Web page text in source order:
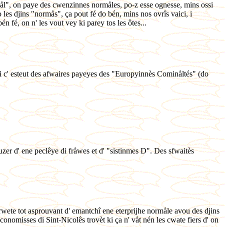
on paye des cwenzinnes normåles, po-z esse ognesse, mins ossi
djins "normås", ça pout fé do bén, mins nos ovrîs vaici, i
fé, on n' les vout vey ki parey tos les ôtes...
esteut des afwaires payeyes des "Europyinnès Cominåltés" (do
d' ene peclêye di fråwes et d' "sistinmes D". Des sfwaitès
tot asprouvant d' emantchî ene eterprijhe normåle avou des djins
di Sint-Nicolês trovèt ki ça n' våt nén les cwate fiers d' on